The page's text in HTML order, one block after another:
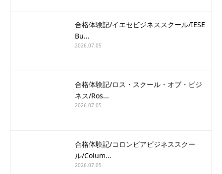
合格体験記/イエセビジネススクール/IESE
Bu...
2026.07.05
合格体験記/ロス・スクール・オブ・ビジ
ネス/Ros...
2026.07.05
合格体験記/コロンビアビジネススクー
ル/Colum...
2026.07.05